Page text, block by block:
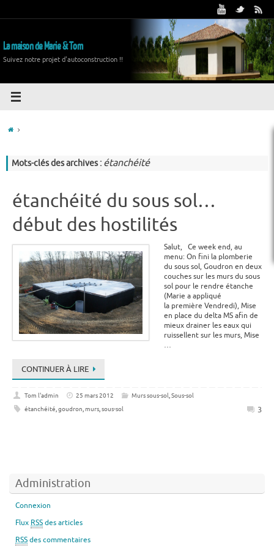
La maison de Marie & Tom
Suivez notre projet d'autoconstruction !!
Mots-clés des archives : étanchéité
étanchéité du sous sol…
début des hostilités
Salut, Ce week end, au
menu: On fini la plomberie
du sous sol, Goudron en deux
couches sur les murs du sous
sol pour le rendre étanche
(Marie a appliqué
la première Vendredi), Mise
en place du delta MS afin de
mieux drainer les eaux qui
ruissellent sur les murs, Mise
…
CONTINUER À LIRE
Tom l'admin 25 mars 2012 Murs sous-sol,Sous-sol
étanchéité,goudron,murs,sous-sol 3
Administration
Connexion
Flux RSSdes articles
RSSdes commentaires